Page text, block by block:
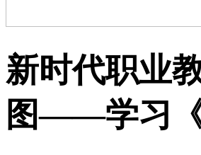
新时代职业
图——学习《